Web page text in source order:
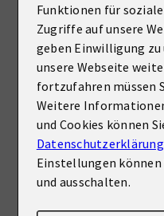
Funktionen für
Zugriffe auf unsere
geben Einwilligung zu
unsere Webseite
fortzufahren müssen
Weitere
und Cookies können
Datenschutzerklärung
Einstellungen
und ausschalten.